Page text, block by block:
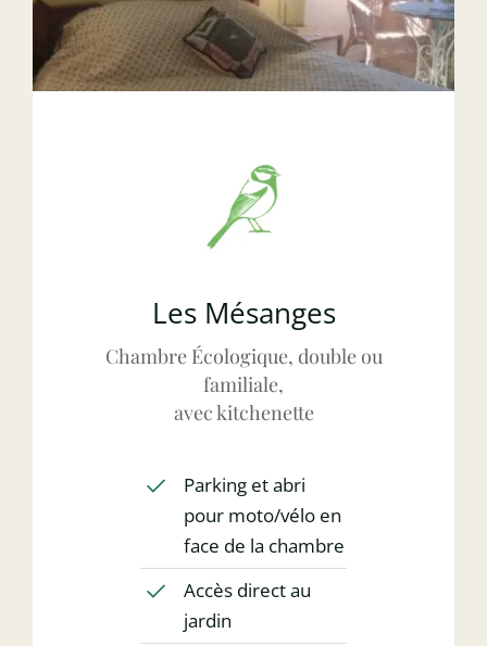
Les Mésanges
Chambre Écologique, double ou
familiale,
avec kitchenette
Parking et abri
pour moto/vélo en
face de la chambre
Accès direct au
jardin